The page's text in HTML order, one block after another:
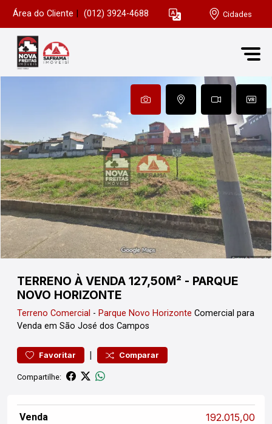
Área do Cliente (012) 3924-4688 Cidades
TERRENO À VENDA 127,50M² - PARQUE
NOVO HORIZONTE
Terreno Comercial - Parque Novo Horizonte Comercial para
Venda em São José dos Campos
Favoritar | Comparar
Compartilhe:
Venda 192.015,00